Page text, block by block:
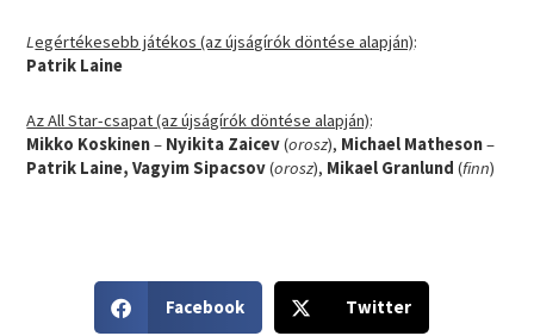
Legértékesebb játékos (az újságírók döntése alapján):
Patrik Laine
Az All Star-csapat (az újságírók döntése alapján):
Mikko Koskinen– Nyikita Zaicev(orosz), Michael Matheson–
Patrik Laine, Vagyim Sipacsov(orosz), Mikael Granlund (finn)
h
Facebook
h
Twitter